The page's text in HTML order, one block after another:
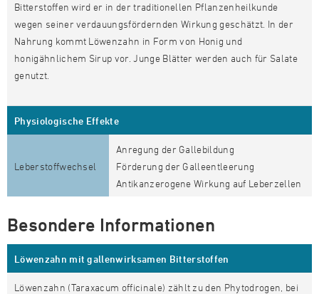
Bitterstoffen wird er in der traditionellen Pflanzenheilkunde
wegen seiner verdauungsfördernden Wirkung geschätzt. In der
Nahrung kommt Löwenzahn in Form von Honig und
honigähnlichem Sirup vor. Junge Blätter werden auch für Salate
genutzt.
Physiologische Effekte
Leberstoffwechsel
Anregung der Gallebildung
Förderung der Galleentleerung
Antikanzerogene Wirkung auf Leberzellen
Besondere Informationen
Löwenzahn mit gallenwirksamen Bitterstoffen
Löwenzahn (Taraxacum officinale) zählt zu den Phytodrogen, bei